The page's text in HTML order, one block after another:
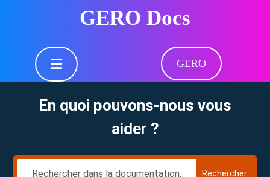
GERO Docs
Button
GERO
En quoi pouvons-nous vous
aider ?
Rechercher